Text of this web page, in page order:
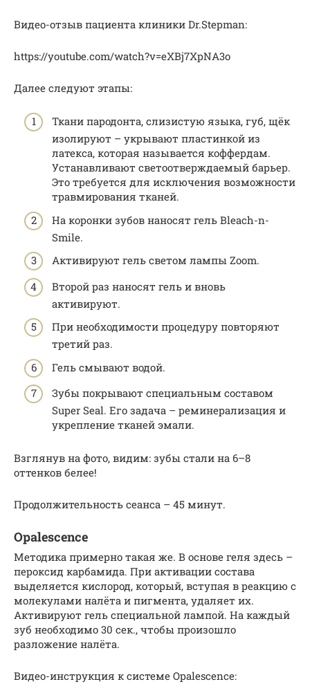
Видео-отзыв пациента клиники Dr.Stepman:
https://youtube.com/watch?v=eXBj7XpNA3o
Далее следуют этапы:
Ткани пародонта, слизистую языка, губ, щёк
изолируют – укрывают пластинкой из
латекса, которая называется коффердам.
Устанавливают светоотверждаемый барьер.
Это требуется для исключения возможности
травмирования тканей.
На коронки зубов наносят гель Bleach-n-
Smile.
Активируют гель светом лампы Zoom.
Второй раз наносят гель и вновь
активируют.
При необходимости процедуру повторяют
третий раз.
Гель смывают водой.
Зубы покрывают специальным составом
Super Seal. Его задача – реминерализация и
укрепление тканей эмали.
Взглянув на фото, видим: зубы стали на 6–8
оттенков белее!
Продолжительность сеанса – 45 минут.
Opalescence
Методика примерно такая же. В основе геля здесь –
пероксид карбамида. При активации состава
выделяется кислород, который, вступая в реакцию с
молекулами налёта и пигмента, удаляет их.
Активируют гель специальной лампой. На каждый
зуб необходимо 30 сек., чтобы произошло
разложение налёта.
Видео-инструкция к системе Opalescence: